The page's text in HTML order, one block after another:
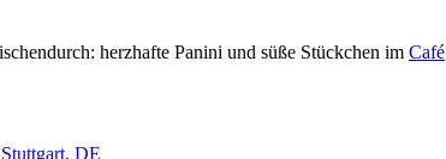
herzhafte Panini und süße Stückchen im Café
DE